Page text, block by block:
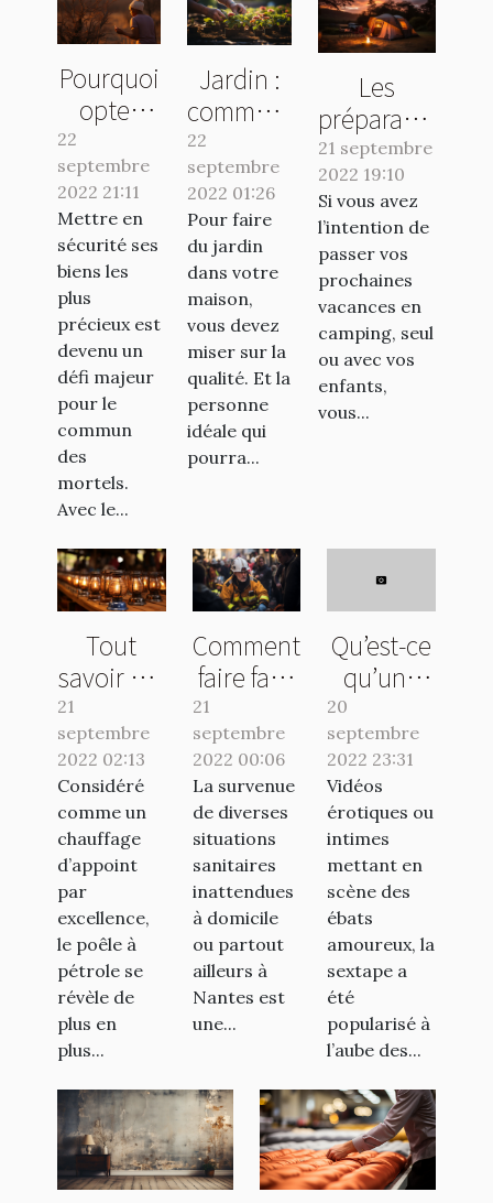
Pourquoi
opter
pour une
banque
en ligne ?
22
septembre
2022 21:11
Mettre en
sécurité ses
biens les
plus
précieux est
devenu un
défi majeur
pour le
commun
des
mortels.
Avec le...
Jardin :
comment
avoir un
travail de
qualité ?
22
septembre
2022 01:26
Pour faire
du jardin
dans votre
maison,
vous devez
miser sur la
qualité. Et la
personne
idéale qui
pourra...
Les
préparatifs
essentiels
pour un
séjour en
camping
réussi
21 septembre
2022 19:10
Si vous avez
l’intention de
passer vos
prochaines
vacances en
camping, seul
ou avec vos
enfants,
vous...
Tout
savoir sur
le poêle à
pétrole
21
septembre
2022 02:13
Considéré
comme un
chauffage
d’appoint
par
excellence,
le poêle à
pétrole se
révèle de
plus en
plus...
Comment
faire face
urgence
sanitaire
à
Nantes ?
21
septembre
2022 00:06
La survenue
de diverses
situations
sanitaires
inattendues
à domicile
ou partout
ailleurs à
Nantes est
une...
Qu’est-ce
qu’une
sextape ?
20
septembre
2022 23:31
Vidéos
érotiques ou
intimes
mettant en
scène des
ébats
amoureux, la
sextape a
été
popularisé à
l’aube des...